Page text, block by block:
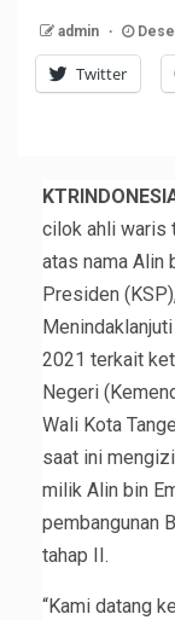
admin
Twitter
cilok ahli waris
atas nama Alin
Presiden
2021 terkait
Negeri
Wali Kota
saat ini
milik Alin bin
pembangunan
tahap II.
“Kami datang